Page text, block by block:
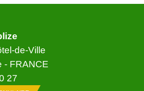
de-Ville
- FRANCE
27